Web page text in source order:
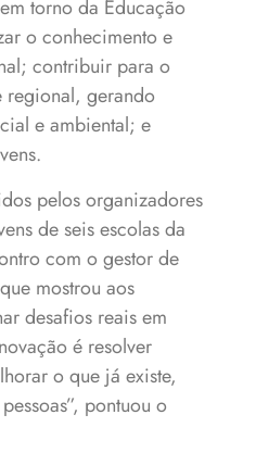
torno da Educação
o conhecimento e
contribuir para o
regional, gerando
e ambiental; e
pelos organizadores
de seis escolas da
com o gestor de
mostrou aos
desafios reais em
é resolver
o que já existe,
pontuou o